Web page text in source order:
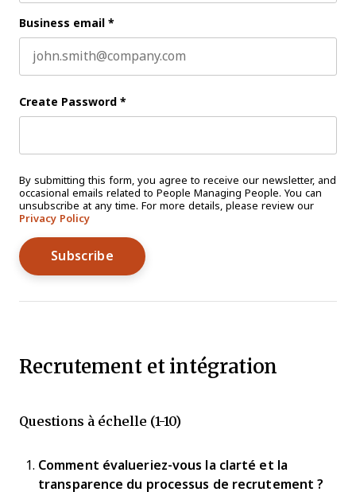
Business email *
Create Password *
By submitting this form, you agree to receive our newsletter, and
occasional emails related to People Managing People. You can
unsubscribe at any time. For more details, please review our
Privacy Policy
Recrutement et intégration
Questions à échelle (1-10)
Comment évalueriez-vous la clarté et la
transparence du processus de recrutement ?